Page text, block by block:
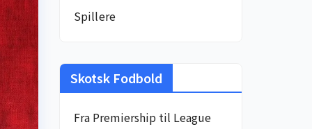
Spillere
Skotsk Fodbold
Fra Premiership til League